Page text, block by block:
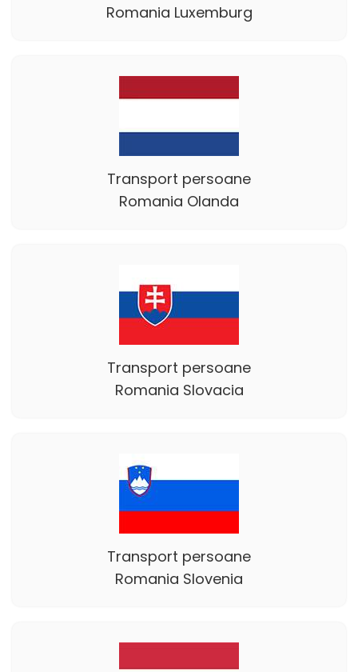
Romania Luxemburg
Transport persoane
Romania Olanda
Transport persoane
Romania Slovacia
Transport persoane
Romania Slovenia